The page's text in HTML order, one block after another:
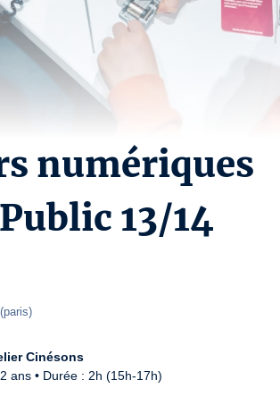
numériques
13/14
(paris)
Cinésons
ans • Durée : 2h (15h-17h)